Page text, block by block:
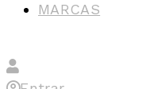
MARCAS